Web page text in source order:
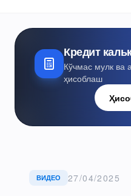
Кредит
Кўчмас мулк ва
ҳисоблаш
ВИДЕО 27/04/2025